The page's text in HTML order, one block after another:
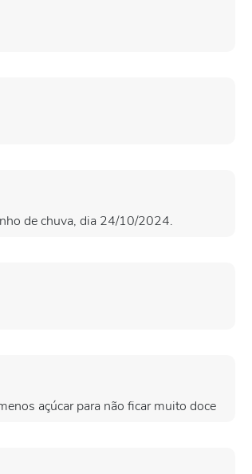
de chuva, dia 24/10/2024.
açúcar para não ficar muito doce